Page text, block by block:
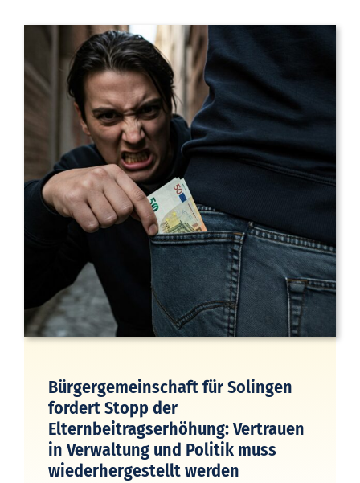
Bürgergemeinschaft für Solingen
fordert Stopp der
Elternbeitragserhöhung: Vertrauen
in Verwaltung und Politik muss
wiederhergestellt werden